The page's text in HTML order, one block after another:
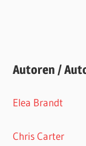
Autoren /
Elea Brandt
Chris Carter